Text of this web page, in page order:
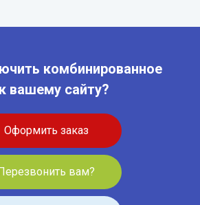
комбинированное
вашему сайту?
Оформить заказ
Перезвонить вам?